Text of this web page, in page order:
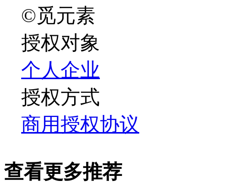
©觅元素
授权对象
个人企业
授权方式
商用授权协议
查看更多推荐